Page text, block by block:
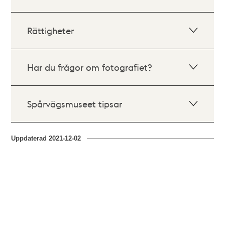
Rättigheter
Har du frågor om fotografiet?
Spårvägsmuseet tipsar
Uppdaterad2021-12-02